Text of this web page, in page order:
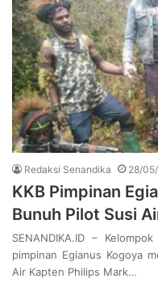
Redaksi Senandika 28/
KKB Pimpinan
Bunuh Pilot Susi
SENANDIKA.ID –
pimpinan Egianus Kogoya
Air Kapten Philips Mark…